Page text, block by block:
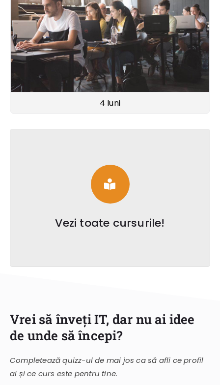
4 luni
Vezi toate cursurile!
Vezi toate cursurile!
Vrei să înveți IT, dar nu ai idee
de unde să începi?
Completează quizz-ul de mai jos ca să afli ce profil
ai și ce curs este pentru tine.